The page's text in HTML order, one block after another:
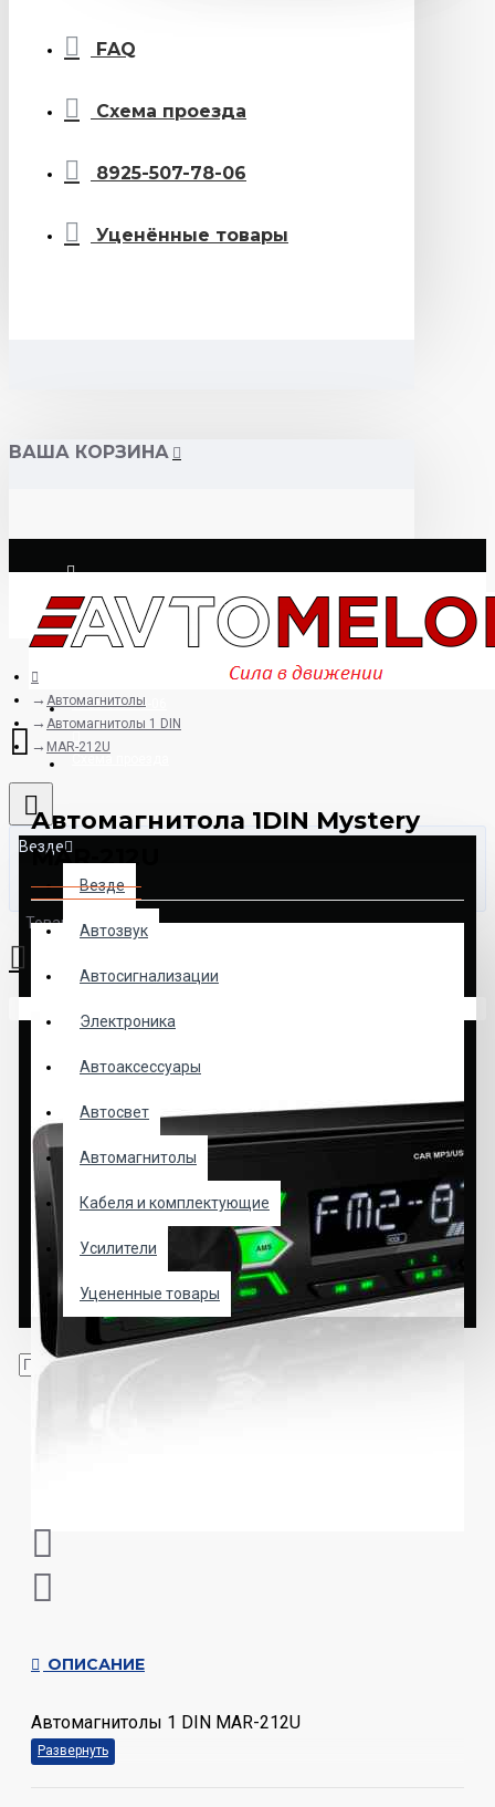
FAQ
Схема проезда
8925-507-78-06
Уценённые товары
ВАША КОРЗИНА
Логин
Регистрация
8925-507-78-06
Везде
Везде
Автозвук
Автосигнализации
Электроника
Автоаксессуары
Автосвет
Автомагнитолы
Кабеля и комплектующие
Усилители
Уцененные товары
Товаров: 0 (0.00р.)
Автомагнитолы
Автомагнитолы 1 DIN
MAR-212U
Автомагнитола 1DIN Mystery
MAR-212U
ОПИСАНИЕ
Автомагнитолы 1 DIN MAR-212U